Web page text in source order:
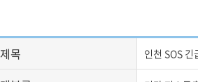
제목 인천 SOS